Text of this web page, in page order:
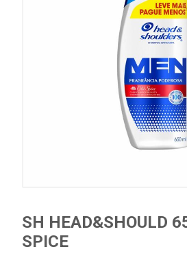
SH HEAD&SHOULD
SPICE